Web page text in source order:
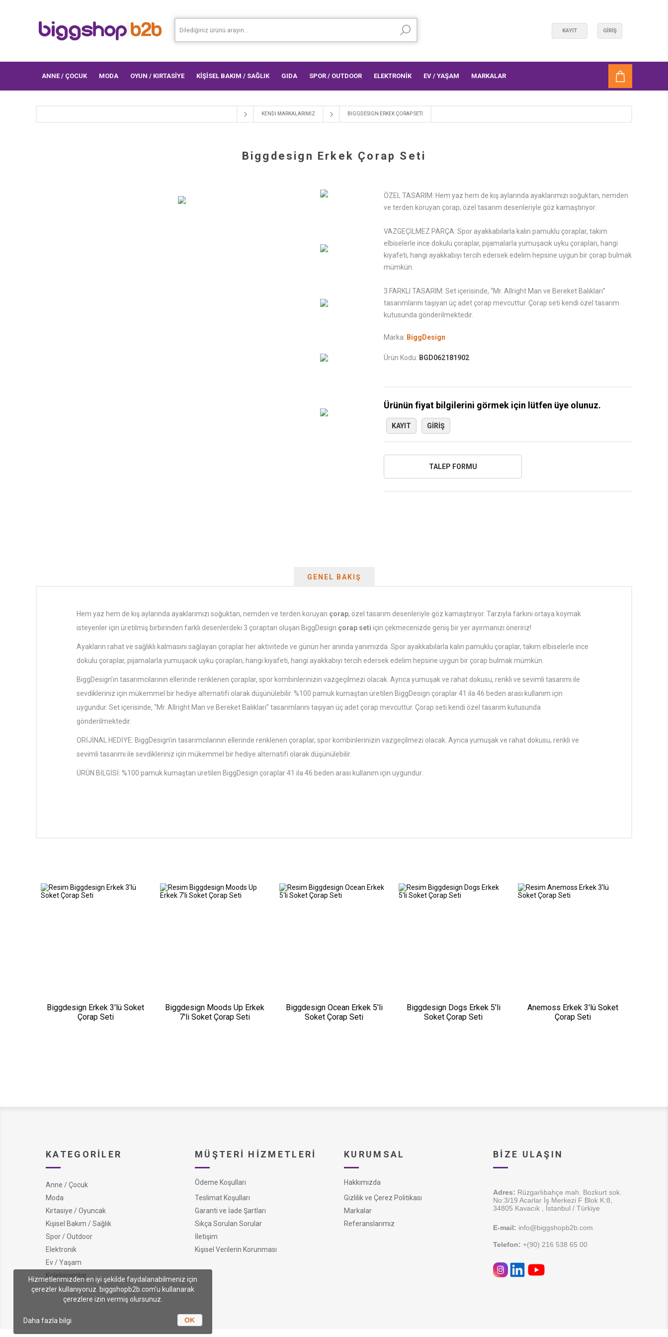
KAYIT GIRIŞ
ANNE / ÇOCUK MODA OYUN / KIRTASİYE KİŞİSEL BAKIM / SAĞLIK GIDA SPOR / OUTDOOR ELEKTRONİK EV / YAŞAM MARKALAR
KENDI MARKALARIMIZ BIGGDESIGN ERKEK ÇORAP SETI
Biggdesign Erkek Çorap Seti
ÖZEL TASARIM: Hem yaz hem de kış aylarında ayaklarımızı soğuktan, nemden
ve terden koruyan çorap, özel tasarım desenleriyle göz kamaştırıyor.
VAZGEÇİLMEZ PARÇA: Spor ayakkabılarla kalın pamuklu çoraplar, takım
elbiselerle ince dokulu çoraplar, pijamalarla yumuşacık uyku çorapları, hangi
kıyafeti, hangi ayakkabıyı tercih edersek edelim hepsine uygun bir çorap bulmak
mümkün.
3 FARKLI TASARIM: Set içerisinde, “Mr. Allright Man ve Bereket Balıkları”
tasarımlarını taşıyan üç adet çorap mevcuttur. Çorap seti kendi özel tasarım
kutusunda gönderilmektedir.
Marka: BiggDesign
Ürün Kodu: BGD062181902
Ürünün fiyat bilgilerini görmek için lütfen üye olunuz.
KAYIT GIRIŞ
GENEL BAKIŞ
Hem yaz hem de kış aylarında ayaklarımızı soğuktan, nemden ve terden koruyan çorap, özel tasarım desenleriyle göz kamaştırıyor. Tarzıyla farkını ortaya koymak
isteyenler için üretilmiş birbirinden farklı desenlerdeki 3 çoraptan oluşan BiggDesign çorap seti için çekmecenizde geniş bir yer ayırmanızı öneririz!
Ayakların rahat ve sağlıklı kalmasını sağlayan çoraplar her aktivitede ve günün her anında yanımızda. Spor ayakkabılarla kalın pamuklu çoraplar, takım elbiselerle ince
dokulu çoraplar, pijamalarla yumuşacık uyku çorapları, hangi kıyafeti, hangi ayakkabıyı tercih edersek edelim hepsine uygun bir çorap bulmak mümkün.
BiggDesign’ın tasarımcılarının ellerinde renklenen çoraplar, spor kombinlerinizin vazgeçilmezi olacak. Ayrıca yumuşak ve rahat dokusu, renkli ve sevimli tasarımı ile
sevdikleriniz için mükemmel bir hediye alternatifi olarak düşünülebilir. %100 pamuk kumaştan üretilen BiggDesign çoraplar 41 ila 46 beden arası kullanım için
uygundur. Set içerisinde, “Mr. Allright Man ve Bereket Balıkları” tasarımlarını taşıyan üç adet çorap mevcuttur. Çorap seti kendi özel tasarım kutusunda
gönderilmektedir.
ORİJİNAL HEDİYE: BiggDesign’ın tasarımcılarının ellerinde renklenen çoraplar, spor kombinlerinizin vazgeçilmezi olacak. Ayrıca yumuşak ve rahat dokusu, renkli ve
sevimli tasarımı ile sevdikleriniz için mükemmel bir hediye alternatifi olarak düşünülebilir.
ÜRÜN BİLGİSİ: %100 pamuk kumaştan üretilen BiggDesign çoraplar 41 ila 46 beden arası kullanım için uygundur.
Biggdesign Erkek 3'lü Soket
Çorap Seti
Biggdesign Moods Up Erkek
7'li Soket Çorap Seti
Biggdesign Ocean Erkek 5'li
Soket Çorap Seti
Biggdesign Dogs Erkek 5'li
Soket Çorap Seti
Anemoss Erkek 3'lü Soket
Çorap Seti
KATEGORILER
Anne / Çocuk
Moda
Kırtasiye / Oyuncak
Kişisel Bakım / Sağlık
Spor / Outdoor
Elektronik
Ev / Yaşam
Koleksiyonlar
MÜŞTERI HIZMETLERI
Ödeme Koşulları
Teslimat Koşulları
Garanti ve İade Şartları
Sıkça Sorulan Sorular
İletişim
Kişisel Verilerin Korunması
KURUMSAL
Hakkımızda
Gizlilik ve Çerez Politikası
Markalar
Referanslarımız
BIZE ULAŞIN
Adres: Rüzgarlıbahçe mah. Bozkurt sok.
No:3/19 Acarlar İş Merkezi F Blok K:8,
34805 Kavacık , İstanbul / Türkiye
E-mail: info@biggshopb2b.com
Telefon: +(90) 216 538 65 00
Hizmetlerimizden en iyi şekilde faydalanabilmeniz için
çerezler kullanıyoruz. biggshopb2b.com'u kullanarak
çerezlere izin vermiş olursunuz.
OK
Daha fazla bilgi